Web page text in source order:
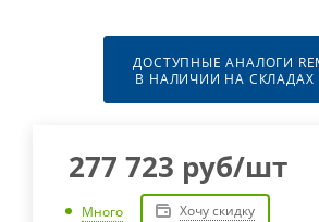
ДОСТУПНЫЕ АНАЛОГИ
В НАЛИЧИИ НА СКЛАДАХ
277 723 руб/шт
Много Хочу скидку